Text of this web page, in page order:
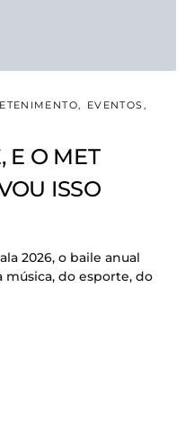
EVENTOS
E O MET
ISSO
2026, o baile anual
do esporte, do